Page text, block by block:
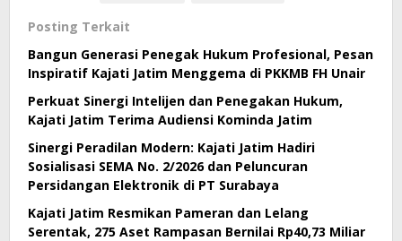
Posting Terkait
Bangun Generasi Penegak Hukum Profesional, Pesan
Inspiratif Kajati Jatim Menggema di PKKMB FH Unair
Perkuat Sinergi Intelijen dan Penegakan Hukum,
Kajati Jatim Terima Audiensi Kominda Jatim
Sinergi Peradilan Modern: Kajati Jatim Hadiri
Sosialisasi SEMA No. 2/2026 dan Peluncuran
Persidangan Elektronik di PT Surabaya
Kajati Jatim Resmikan Pameran dan Lelang
Serentak, 275 Aset Rampasan Bernilai Rp40,73 Miliar